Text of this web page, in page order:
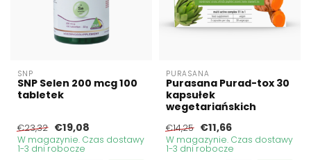
SNP
SNP Selen 200 mcg 100
tabletek
€23,32 €19,08
W magazynie. Czas dostawy
1-3 dni robocze
PURASANA
Purasana Purad-tox 30
kapsułek
wegetariańskich
€14,25 €11,66
W magazynie. Czas dostawy
1-3 dni robocze